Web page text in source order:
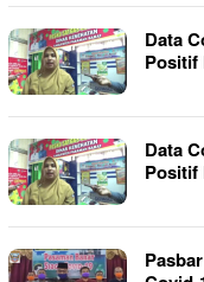
Data
Positif
Data
Positif